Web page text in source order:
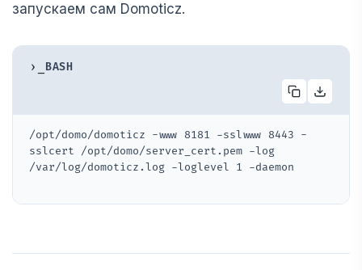
запускаем сам Domoticz.
›_ BASH
/opt/domo/domoticz -www 8181 -sslwww 8443 -
sslcert /opt/domo/server_cert.pem -log
/var/log/domoticz.log -loglevel 1 -daemon